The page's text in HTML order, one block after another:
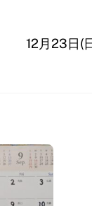
12月23日(